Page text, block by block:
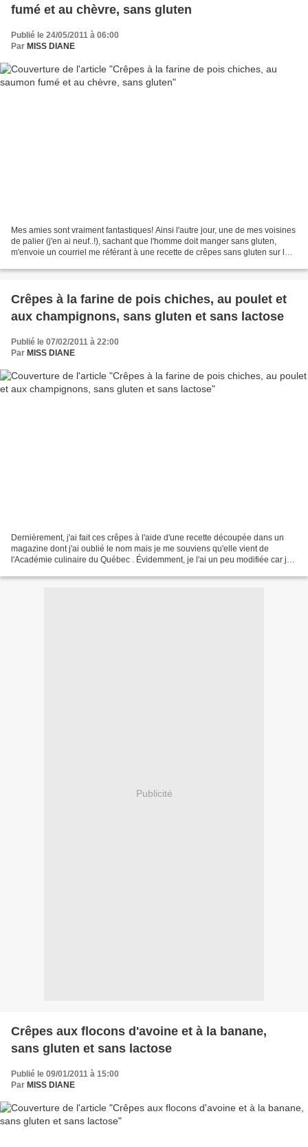
fumé et au chèvre, sans gluten
Publié le 24/05/2011 à 06:00
Par MISS DIANE
Mes amies sont vraiment fantastiques! Ainsi l'autre jour, une de mes voisines
de palier (j'en ai neuf..!), sachant que l'homme doit manger sans gluten,
m'envoie un courriel me référant à une recette de crêpes sans gluten sur le
Crêpes à la farine de pois chiches, au poulet et
aux champignons, sans gluten et sans lactose
Publié le 07/02/2011 à 22:00
Par MISS DIANE
Dernièrement, j'ai fait ces crêpes à l'aide d'une recette découpée dans un
magazine dont j'ai oublié le nom mais je me souviens qu'elle vient de
l'Académie culinaire du Québec . Évidemment, je l'ai un peu modifiée car je
Publicité
Crêpes aux flocons d'avoine et à la banane,
sans gluten et sans lactose
Publié le 09/01/2011 à 15:00
Par MISS DIANE